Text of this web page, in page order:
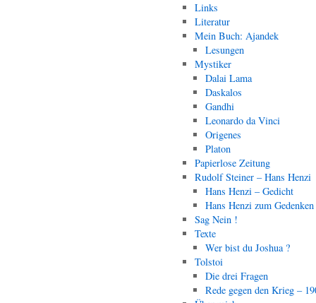
Links
Literatur
Mein Buch: Ajandek
Lesungen
Mystiker
Dalai Lama
Daskalos
Gandhi
Leonardo da Vinci
Origenes
Platon
Papierlose Zeitung
Rudolf Steiner – Hans Henzi
Hans Henzi – Gedicht
Hans Henzi zum Gedenken
Sag Nein !
Texte
Wer bist du Joshua ?
Tolstoi
Die drei Fragen
Rede gegen den Krieg –